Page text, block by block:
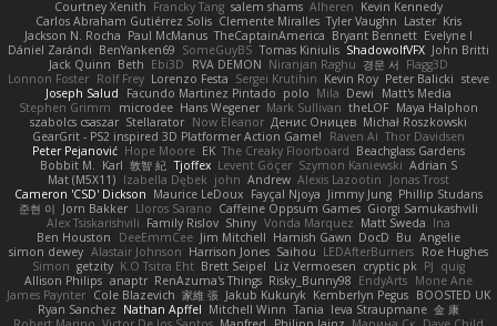
Courtney Xenith Francky Tang salem shams Alheren Kevin Kennedy
Carlos Abraham Gutiérrez Solis Clemente Miralles Tyler Vaughn Laster Kris
Jackson N. Rocha Paul McManus TheCaptainAmerica Bryant Bennett Evelyne I
Dániel Zarándi BenYanken69 SomeGuyBS Tomas Kiniulis ShadowolfVFX John Britti
Jack Quinn Beth Ebi3D RVA DEMON Niranjan Raghu 경문 서 Flagg3D
Lonnon Foster Rolf Frey Lorenzo Festa Sergei Krutihin Kevin Roy Peter Balicki steve
Joseph Salud
Facundo Martinez Pintado polo Mila Dewi
Matt's Media
Stephen Grimm
microdee Hans Wegener Mark Sullivan theLOF Maya Halphon
szabolcs csaszar Stellarator Now Eleanor Денис Оницев Michał Roszkowski
GearGrit - PS2 inspired 3D Platformer Action Game!
Raven Ai Thor Davidsen
Peter Pejanović Hope Moore EK The Creaky Floorboard Beachglass Gardens
Bobbit M. Karl 敦智 紀 Tjoffex Levent Göçer Szymon Kaniewski Adrian S
Mat (M5X11) Izabella Dębek john Andrew Alexis Lazootin
Jonas Trost
Cameron 'CSD' Dickson Maurice LeDoux Fayçal Njoya Jimmy Jung Phillip Studans
준현 이 Jorn Bakker Lloros Sarano Caffeine Oppsum Games Giorgi Samukashvili
Alex Tsiskarishvili Family Rislov Shiny Vonda Marquez Matt Sweda Ina
Ben Houston
DeeEmmCee Jim Mitchell Hamish Gawn DocD Bu Angelie
simon dewey Alastair Johnson Harrison Jones Saihou LEDAfterBurners Roe Hughes
Simon getzity K.O Tsitra Eht Brett Seipel Liz Vermoesen cryptic pk PJ quig
Allison Philips anaptr RenAzuma's Things Risky_Bunny98 EndyArts Mone Ane
James Paynter Cole Blazevich 家維 張 Jakub Kukuryk Kemberlyn Pegus BOOSTED UK
Ryan Sanchez Nathan Apffel Mitchell Winn Tania Ieva Straupmane 金 康